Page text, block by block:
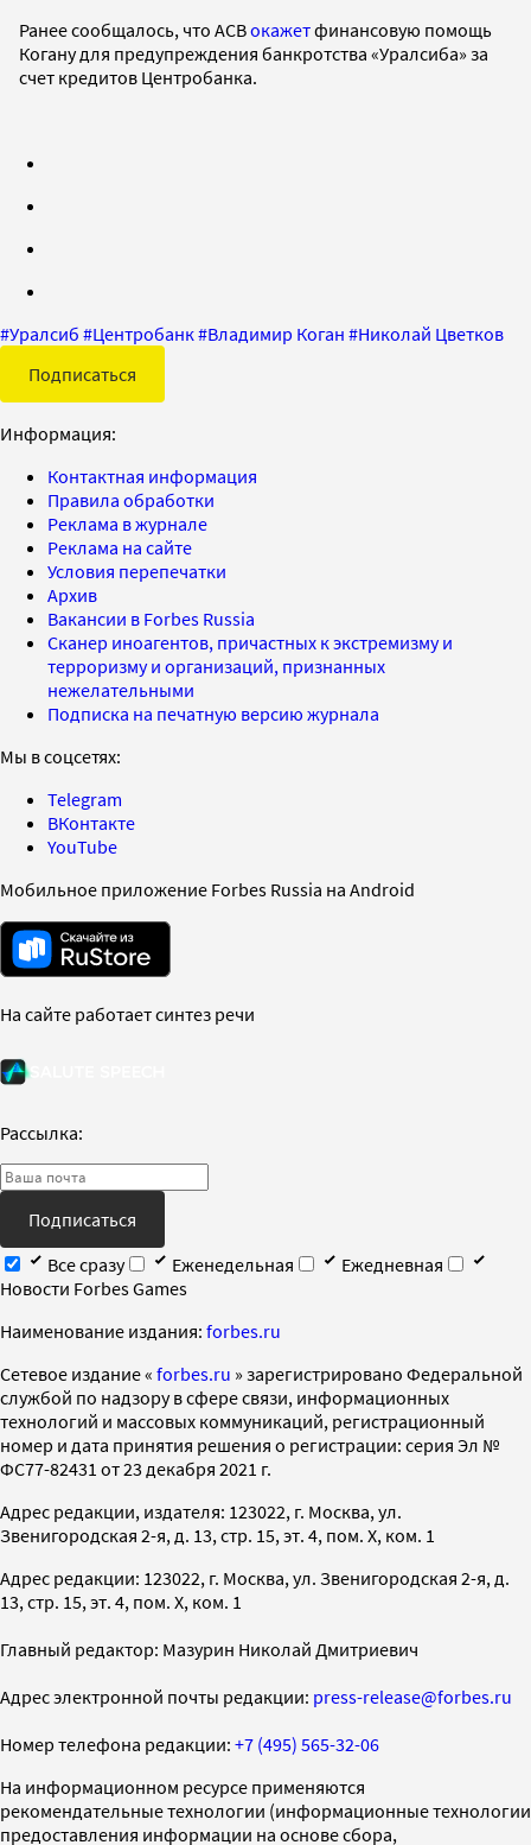
Ранее сообщалось, что АСВокажетфинансовую помощь
Когану для предупреждения банкротства «Уралсиба» за
счет кредитов Центробанка.
#Уралсиб #Центробанк#Владимир Коган #Николай Цветков
Подписаться
Информация:
Контактная информация
Правила обработки
Реклама в журнале
Реклама на сайте
Условия перепечатки
Архив
Вакансии в Forbes Russia
Сканер иноагентов, причастных к экстремизму и
терроризму и организаций, признанных
нежелательными
Подписка на печатную версию журнала
Мы в соцсетях:
Telegram
ВКонтакте
YouTube
Мобильное приложение Forbes Russia на Android
На сайте работает синтез речи
Рассылка:
Подписаться
Все сразу
Еженедельная
Ежедневная
Новости Forbes Games
Наименование издания: forbes.ru
Cетевое издание « forbes.ru » зарегистрировано Федеральной
службой по надзору в сфере связи, информационных
технологий и массовых коммуникаций, регистрационный
номер и дата принятия решения о регистрации: серия Эл №
ФС77-82431 от 23 декабря 2021 г.
Адрес редакции, издателя: 123022, г. Москва, ул.
Звенигородская 2-я, д. 13, стр. 15, эт. 4, пом. X, ком. 1
Адрес редакции: 123022, г. Москва, ул. Звенигородская 2-я, д.
13, стр. 15, эт. 4, пом. X, ком. 1
Главный редактор: Мазурин Николай Дмитриевич
Адрес электронной почты редакции: press-release@forbes.ru
Номер телефона редакции: +7 (495) 565-32-06
На информационном ресурсе применяются
рекомендательные технологии (информационные технологии
предоставления информации на основе сбора,